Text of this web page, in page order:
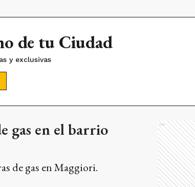
gas en el barrio
Maggiori con